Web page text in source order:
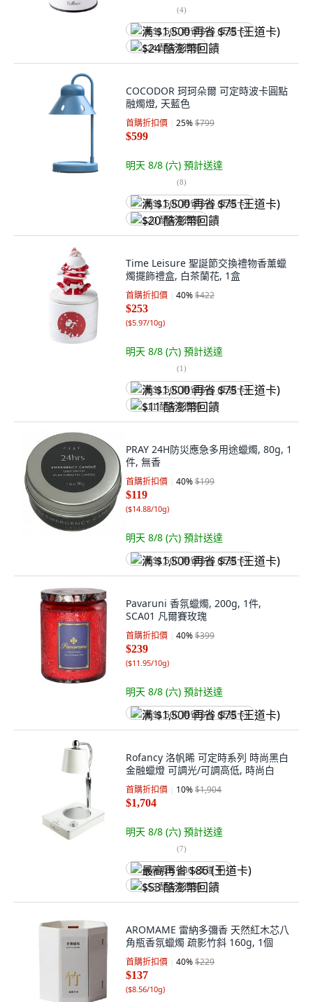
(4)
满 $1,500 再省 $75 (王道卡)
$24 酷澎幣回饋
COCODOR 珂珂朵爾 可定時波卡圓點
融燭燈, 天藍色
首購折扣價 25%$799
$599
明天 8/8 (六) 預計送達
(8)
满 $1,500 再省 $75 (王道卡)
$20 酷澎幣回饋
Time Leisure 聖誕節交換禮物香薰蠟
燭擺飾禮盒, 白茶蘭花, 1盒
首購折扣價 40%$422
$253
($5.97/10g)
明天 8/8 (六) 預計送達
(1)
满 $1,500 再省 $75 (王道卡)
$11 酷澎幣回饋
PRAY 24H防災應急多用途蠟燭, 80g, 1
件, 無香
首購折扣價 40%$199
$119
($14.88/10g)
明天 8/8 (六) 預計送達
满 $1,500 再省 $75 (王道卡)
Pavaruni 香氛蠟燭, 200g, 1件,
SCA01 凡爾賽玫瑰
首購折扣價 40%$399
$239
($11.95/10g)
明天 8/8 (六) 預計送達
满 $1,500 再省 $75 (王道卡)
Rofancy 洛帆晞 可定時系列 時尚黑白
金融蠟燈 可調光/可調高低, 時尚白
首購折扣價 10%$1,904
$1,704
明天 8/8 (六) 預計送達
(7)
最高再省 $86 (王道卡)
$53 酷澎幣回饋
AROMAME 雷納多彌香 天然紅木芯八
角瓶香氛蠟燭 疏影竹斜 160g, 1個
首購折扣價 40%$229
$137
($8.56/10g)